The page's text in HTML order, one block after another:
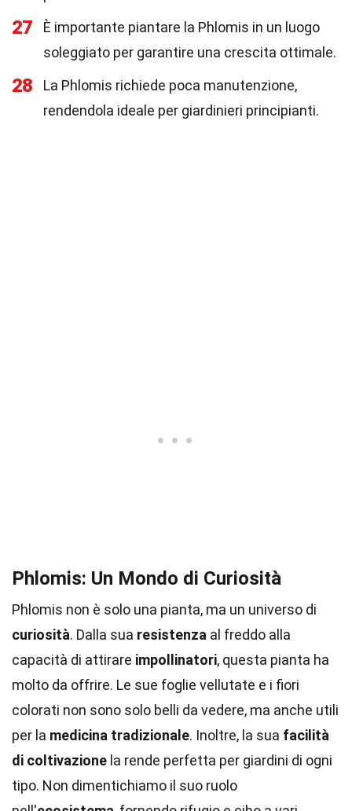
27
È importante piantare la Phlomis in un luogo
soleggiato per garantire una crescita ottimale.
28
La Phlomis richiede poca manutenzione,
rendendola ideale per giardinieri principianti.
Phlomis: Un Mondo di Curiosità
Phlomis non è solo una pianta, ma un universo di
curiosità. Dalla sua resistenza al freddo alla
capacità di attirare impollinatori, questa pianta ha
molto da offrire. Le sue foglie vellutate e i fiori
colorati non sono solo belli da vedere, ma anche utili
per la medicina tradizionale. Inoltre, la sua facilità
di coltivazione la rende perfetta per giardini di ogni
tipo. Non dimentichiamo il suo ruolo